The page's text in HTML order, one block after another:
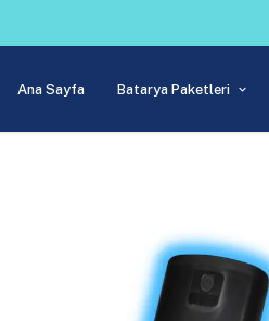
Ana Sayfa Batarya Paketleri